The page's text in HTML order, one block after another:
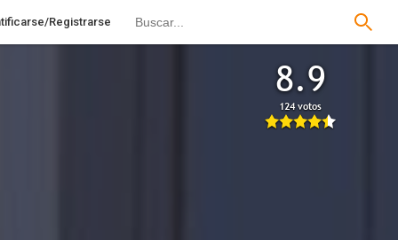
Registrarse
8.9
124 votos